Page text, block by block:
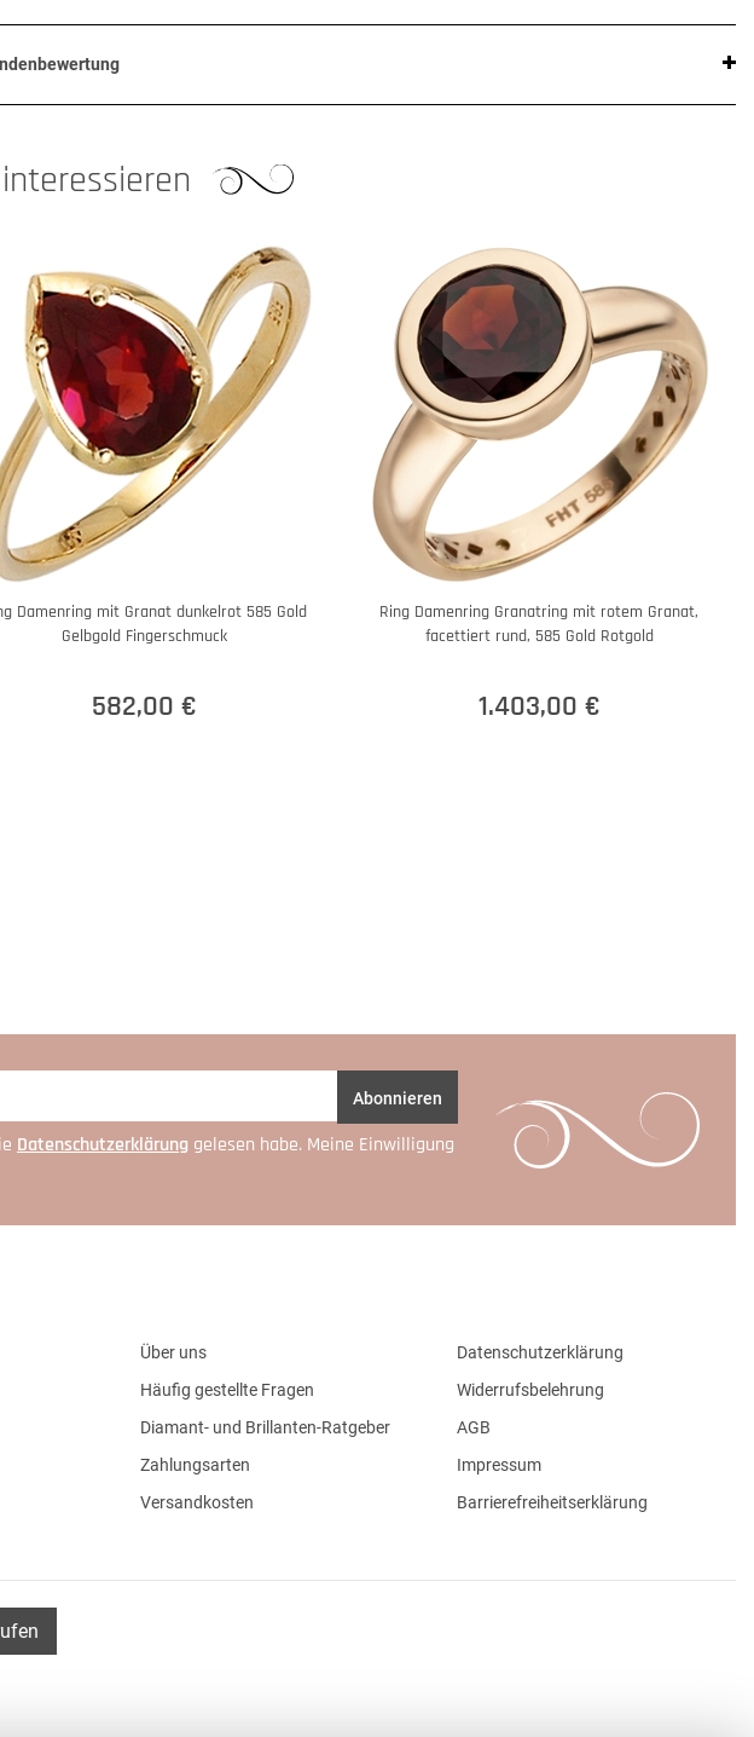
Damenring mit Granat dunkelrot 585 Gold
Gelbgold Fingerschmuck
582,00 €
Ring Damenring Granatring mit rotem Granat,
facettiert rund, 585 Gold Rotgold
1.403,00 €
Abonnieren
Daten­schutz­erklärung gelesen habe. Meine Einwilligung
Über uns
Häufig gestellte Fragen
Diamant- und Brillanten-Ratgeber
Zahlungsarten
Versandkosten
Datenschutzerklärung
Widerrufsbelehrung
AGB
Impressum
Barrierefreiheitserklärung